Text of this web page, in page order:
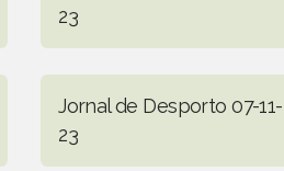
23
Jornal de Desporto 07-11-
23